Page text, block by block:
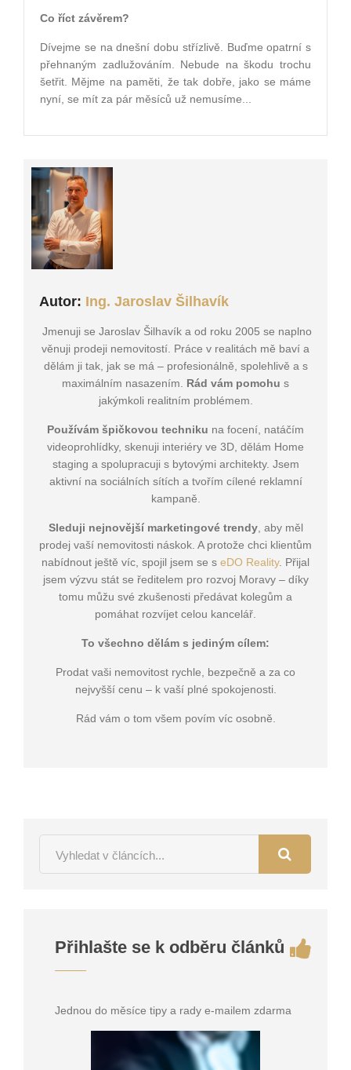
Co říct závěrem?
Dívejme se na dnešní dobu střízlivě. Buďme opatrní s
přehnaným zadlužováním. Nebude na škodu trochu
šetřit. Mějme na paměti, že tak dobře, jako se máme
nyní, se mít za pár měsíců už nemusíme...
Autor: Ing. Jaroslav Šilhavík
Jmenuji se Jaroslav Šilhavík a od roku 2005 se naplno
věnuji prodeji nemovitostí. Práce v realitách mě baví a
dělám ji tak, jak se má – profesionálně, spolehlivě a s
maximálním nasazením. Rád vám pomohu s
jakýmkoli realitním problémem.
Používám špičkovou techniku na focení, natáčím
videoprohlídky, skenuji interiéry ve 3D, dělám Home
staging a spolupracuji s bytovými architekty. Jsem
aktivní na sociálních sítích a tvořím cílené reklamní
kampaně.
Sleduji nejnovější marketingové trendy, aby měl
prodej vaší nemovitosti náskok. A protože chci klientům
nabídnout ještě víc, spojil jsem se s eDO Reality. Přijal
jsem výzvu stát se ředitelem pro rozvoj Moravy – díky
tomu můžu své zkušenosti předávat kolegům a
pomáhat rozvíjet celou kancelář.
To všechno dělám s jediným cílem:
Prodat vaši nemovitost rychle, bezpečně a za co
nejvyšší cenu – k vaší plné spokojenosti.
Rád vám o tom všem povím víc osobně.
Přihlašte se k odběru článků
Jednou do měsíce tipy a rady e-mailem zdarma